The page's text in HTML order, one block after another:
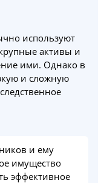
используют
активы и
ими. Однако в
и сложную
и ему
имущество
эффективное